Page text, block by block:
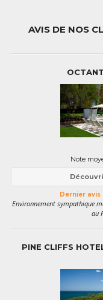
AVIS DE NOS
Note
Dernier avis
Environnement sympathique
au
PINE CLIFFS